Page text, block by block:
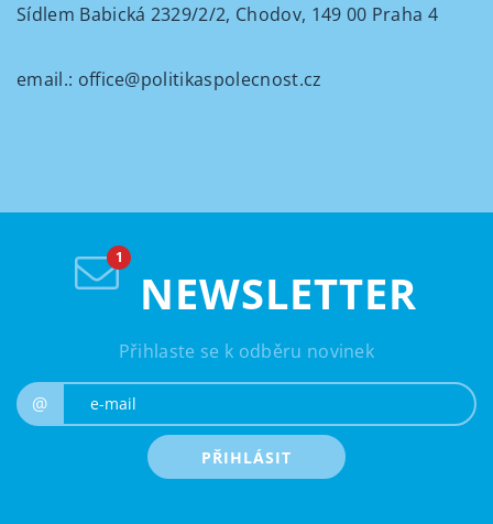
Sídlem Babická 2329/2/2, Chodov, 149 00 Praha 4
email.: office@politikaspolecnost.cz
NEWSLETTER
Přihlaste se k odběru novinek
@
PŘIHLÁSIT